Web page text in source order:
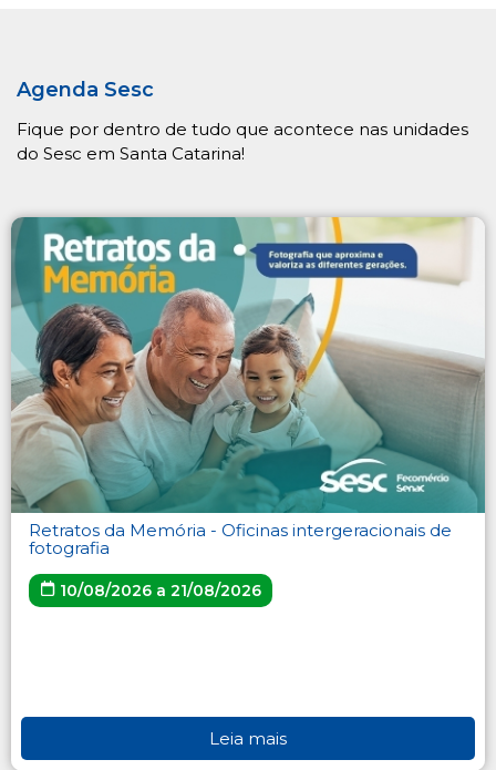
Agenda Sesc
Fique por dentro de tudo que acontece nas unidades
do Sesc em Santa Catarina!
Retratos da Memória - Oficinas intergeracionais de
fotografia
10/08/2026 a 21/08/2026
Leia mais